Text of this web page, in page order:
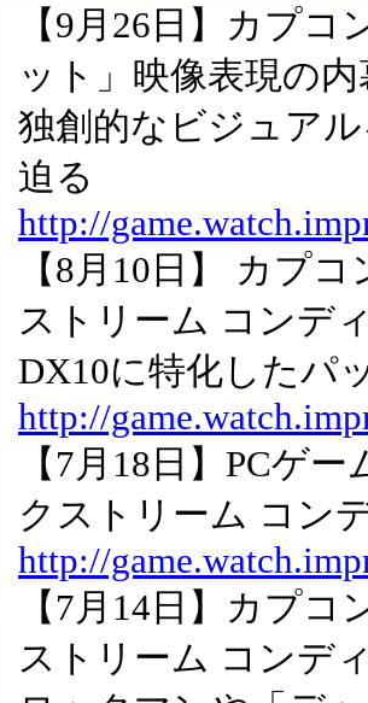
【9月26日】カプ
ット」映像表現の内
独創的なビジュア
迫る
http://
【8月10日】 カプ
ストリーム コンデ
DX10に特化したパ
http://
【7月18日】PCゲ
クストリーム コン
http://
【7月14日】カプ
ストリーム コンデ